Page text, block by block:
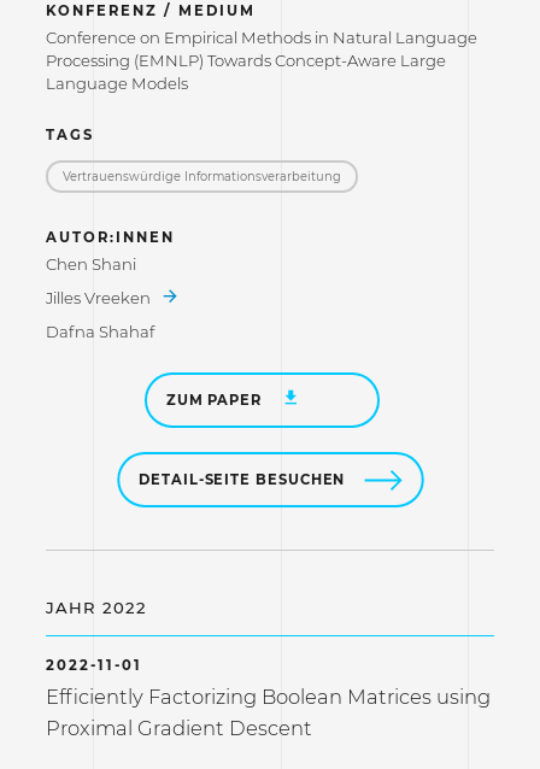
KONFERENZ / MEDIUM
Conference on Empirical Methods in Natural Language
Processing (EMNLP) Towards Concept-Aware Large
Language Models
TAGS
Vertrauenswürdige Informations­verarbeitung
AUTOR:INNEN
Chen Shani
Jilles Vreeken
Dafna Shahaf
ZUM PAPER
DETAIL-SEITE BESUCHEN
JAHR 2022
2022-11-01
Efficiently Factorizing Boolean Matrices using
Proximal Gradient Descent